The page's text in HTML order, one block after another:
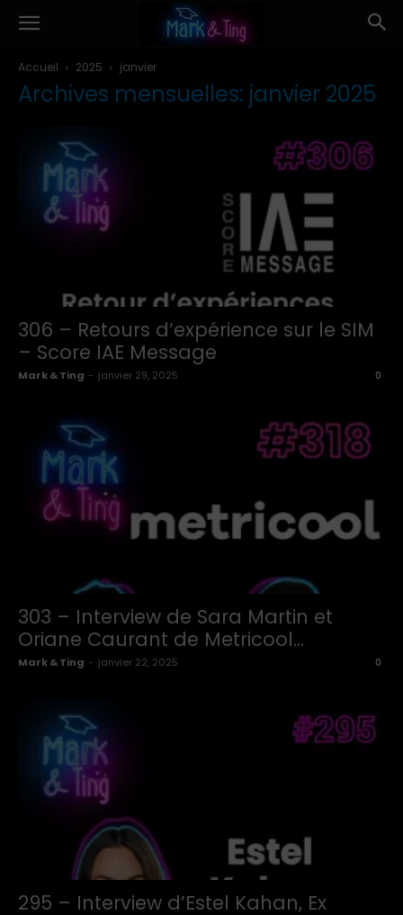
Accueil 2025 janvier
Archives mensuelles: janvier 2025
306 – Retours d’expérience sur le SIM
– Score IAE Message
Mark & Ting - janvier 29, 2025 0
303 – Interview de Sara Martin et
Oriane Caurant de Metricool...
Mark & Ting - janvier 22, 2025 0
295 – Interview d’Estel Kahan, Ex